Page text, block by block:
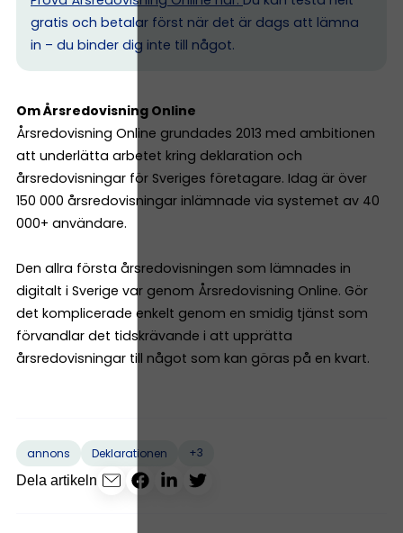
gratis och betalar först när det är dags att lämna
in – du binder dig inte till något.
Om Årsredovisning Online
Årsredovisning Online grundades 2013 med ambitionen
att underlätta arbetet kring deklaration och
årsredovisningar för Sveriges företagare. Idag är över
150 000 årsredovisningar inlämnade via systemet av 40
000+ användare.
Den allra första årsredovisningen som lämnades in
digitalt i Sverige var genom Årsredovisning Online. Gör
det komplicerade enkelt genom en smidig tjänst som
förvandlar det tidskrävande i att upprätta
årsredovisningar till något som kan göras på en kvart.
annons Deklarationen
+3
Dela artikeln